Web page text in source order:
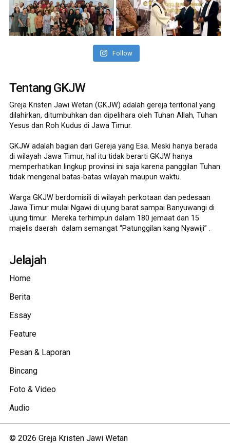
Follow
Tentang GKJW
Greja Kristen Jawi Wetan (GKJW) adalah gereja teritorial yang
dilahirkan, ditumbuhkan dan dipelihara oleh Tuhan Allah, Tuhan
Yesus dan Roh Kudus di Jawa Timur.
GKJW adalah bagian dari Gereja yang Esa. Meski hanya berada
di wilayah Jawa Timur, hal itu tidak berarti GKJW hanya
memperhatikan lingkup provinsi ini saja karena panggilan Tuhan
tidak mengenal batas-batas wilayah maupun waktu.
Warga GKJW berdomisili di wilayah perkotaan dan pedesaan
Jawa Timur mulai Ngawi di ujung barat sampai Banyuwangi di
ujung timur. Mereka terhimpun dalam 180 jemaat dan 15
majelis daerah dalam semangat “Patunggilan kang Nyawiji” .
Jelajah
Home
Berita
Essay
Feature
Pesan & Laporan
Bincang
Foto & Video
Audio
© 2026 Greja Kristen Jawi Wetan